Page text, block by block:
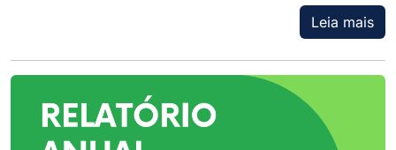
Leia mais